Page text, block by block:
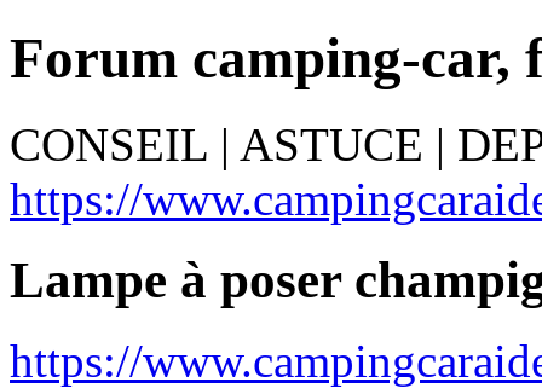
Forum camping-car,
CONSEIL | ASTUCE |
https://
Lampe à poser
https://